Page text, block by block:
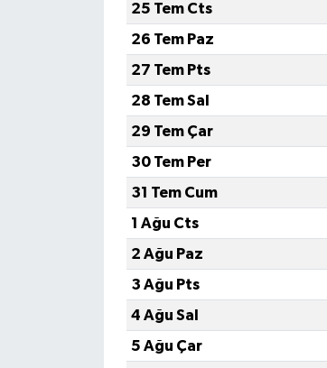
25 Tem Cts
26 Tem Paz
27 Tem Pts
28 Tem Sal
29 Tem Çar
30 Tem Per
31 Tem Cum
1 Ağu Cts
2 Ağu Paz
3 Ağu Pts
4 Ağu Sal
5 Ağu Çar